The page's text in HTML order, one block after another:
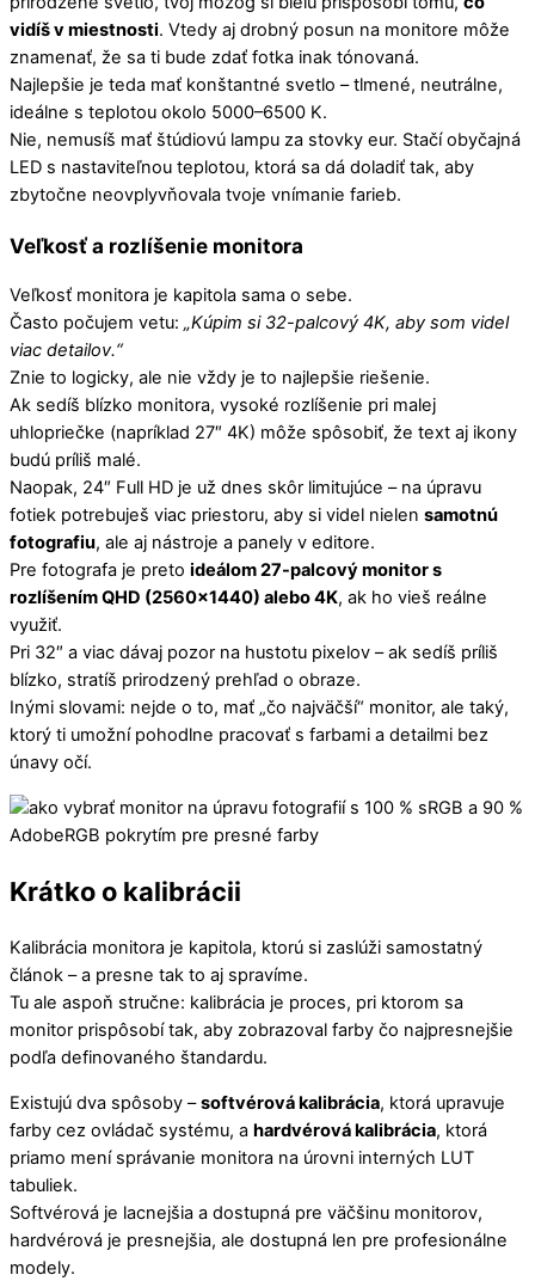
vidíš v miestnosti. Vtedy aj drobný posun na monitore môže
znamenať, že sa ti bude zdať fotka inak tónovaná.
Najlepšie je teda mať konštantné svetlo – tlmené, neutrálne,
ideálne s teplotou okolo 5000–6500 K.
Nie, nemusíš mať štúdiovú lampu za stovky eur. Stačí obyčajná
LED s nastaviteľnou teplotou, ktorá sa dá doladiť tak, aby
zbytočne neovplyvňovala tvoje vnímanie farieb.
Veľkosť a rozlíšenie monitora
Veľkosť monitora je kapitola sama o sebe.
Často počujem vetu: „Kúpim si 32-palcový 4K, aby som videl
viac detailov.“
Znie to logicky, ale nie vždy je to najlepšie riešenie.
Ak sedíš blízko monitora, vysoké rozlíšenie pri malej
uhlopriečke (napríklad 27″ 4K) môže spôsobiť, že text aj ikony
budú príliš malé.
Naopak, 24″ Full HD je už dnes skôr limitujúce – na úpravu
fotiek potrebuješ viac priestoru, aby si videl nielen samotnú
fotografiu, ale aj nástroje a panely v editore.
Pre fotografa je preto ideálom 27-palcový monitor s
rozlíšením QHD (2560×1440) alebo 4K, ak ho vieš reálne
využiť.
Pri 32″ a viac dávaj pozor na hustotu pixelov – ak sedíš príliš
blízko, stratíš prirodzený prehľad o obraze.
Inými slovami: nejde o to, mať „čo najväčší“ monitor, ale taký,
ktorý ti umožní pohodlne pracovať s farbami a detailmi bez
únavy očí.
Krátko o kalibrácii
Kalibrácia monitora je kapitola, ktorú si zaslúži samostatný
článok – a presne tak to aj spravíme.
Tu ale aspoň stručne: kalibrácia je proces, pri ktorom sa
monitor prispôsobí tak, aby zobrazoval farby čo najpresnejšie
podľa definovaného štandardu.
Existujú dva spôsoby –softvérová kalibrácia, ktorá upravuje
farby cez ovládač systému, a hardvérová kalibrácia, ktorá
priamo mení správanie monitora na úrovni interných LUT
tabuliek.
Softvérová je lacnejšia a dostupná pre väčšinu monitorov,
hardvérová je presnejšia, ale dostupná len pre profesionálne
modely.